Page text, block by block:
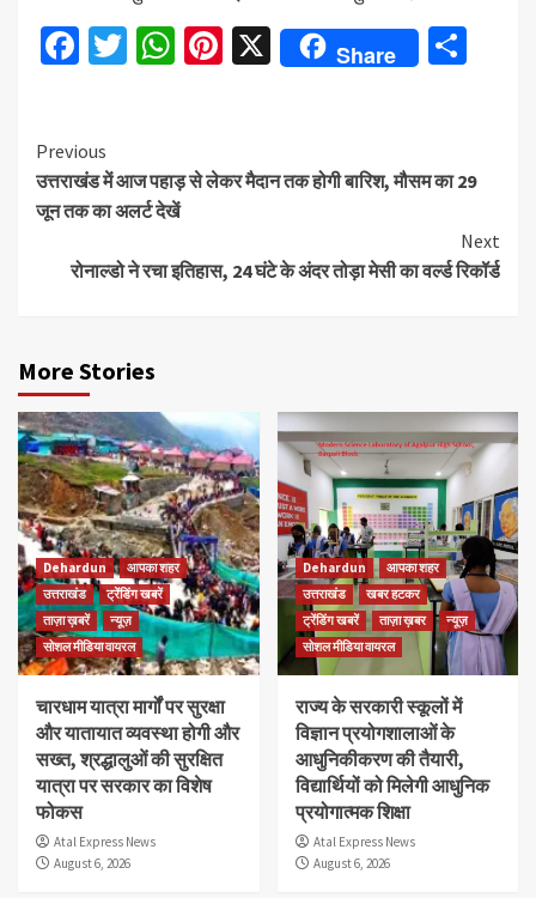
Facebook
Twitter
WhatsApp
Pinterest
X Share
Continue
Reading
Previous
उत्तराखंड में आज पहाड़ से लेकर मैदान तक होगी बारिश, मौसम का 29
जून तक का अलर्ट देखें
Next
रोनाल्डो ने रचा इतिहास, 24 घंटे के अंदर तोड़ा मेसी का वर्ल्ड रिकॉर्ड
More Stories
Dehardun
आपका शहर
उत्तराखंड
ट्रेंडिंग खबरें
ताज़ा ख़बरें
न्यूज़
सोशल मीडिया वायरल
चारधाम यात्रा मार्गों पर सुरक्षा
और यातायात व्यवस्था होगी और
सख्त, श्रद्धालुओं की सुरक्षित
यात्रा पर सरकार का विशेष
फोकस
Atal Express News
August 6, 2026
Dehardun
आपका शहर
उत्तराखंड
खबर हटकर
ट्रेंडिंग खबरें
ताज़ा ख़बर
न्यूज़
सोशल मीडिया वायरल
राज्य के सरकारी स्कूलों में
विज्ञान प्रयोगशालाओं के
आधुनिकीकरण की तैयारी,
विद्यार्थियों को मिलेगी आधुनिक
प्रयोगात्मक शिक्षा
Atal Express News
August 6, 2026